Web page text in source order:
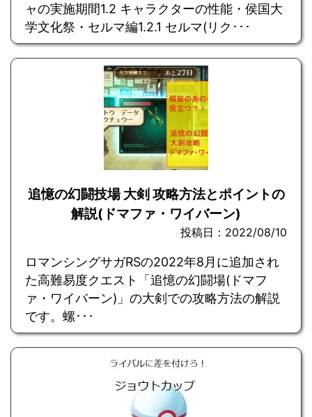
ャの実施期間1.2 キャラクターの性能・侯国大
学文化祭・セルマ編1.2.1 セルマ(リク･･･
追憶の幻闘技場 大剣 攻略方法とポイントの
解説(ドマファ・ワイバーン)
投稿日：2022/08/10
ロマンシングサガRSの2022年8月に追加され
た高難易度クエスト「追憶の幻闘場(ドマフ
ァ・ワイバーン)」の大剣での攻略方法の解説
です。螺･･･